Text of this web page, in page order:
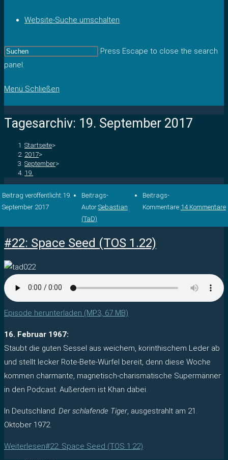
Website-Suche umschalten
Press Escape to close the search
panel.
Menü Schließen
Tagesarchiv: 19. September 2017
Startseite>
2017>
September>
19.
Beitrag veröffentlicht:19.
September 2017
Beitrags-
Autor:Sebastian
(TaD)
Beitrags-
Kommentare:14 Kommentare
#22: Space Seed (TOS 1.22)
Episode herunterladen (MP3, 67 MB)
16. Februar 1967:
Staubt die guten Sessel aus weichem, korinthischem Leder ab
und stellt lecker Rote-Bete-Würfel bereit, denn diese Woche
kommen charmante, magnetisch-charismatische Supermänner
in den Podcast. Außerdem ist Khan dabei.
In Deutschland: Der schlafende Tiger, ausgestrahlt am 21.
Oktober 1972.
Weiterlesen#22: Space Seed (TOS 1.22)